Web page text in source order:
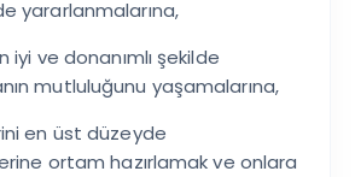
yararlanmalarına,
iyi ve donanımlı şekilde
mutluluğunu yaşamalarına,
en üst düzeyde
ortam hazırlamak ve onlara